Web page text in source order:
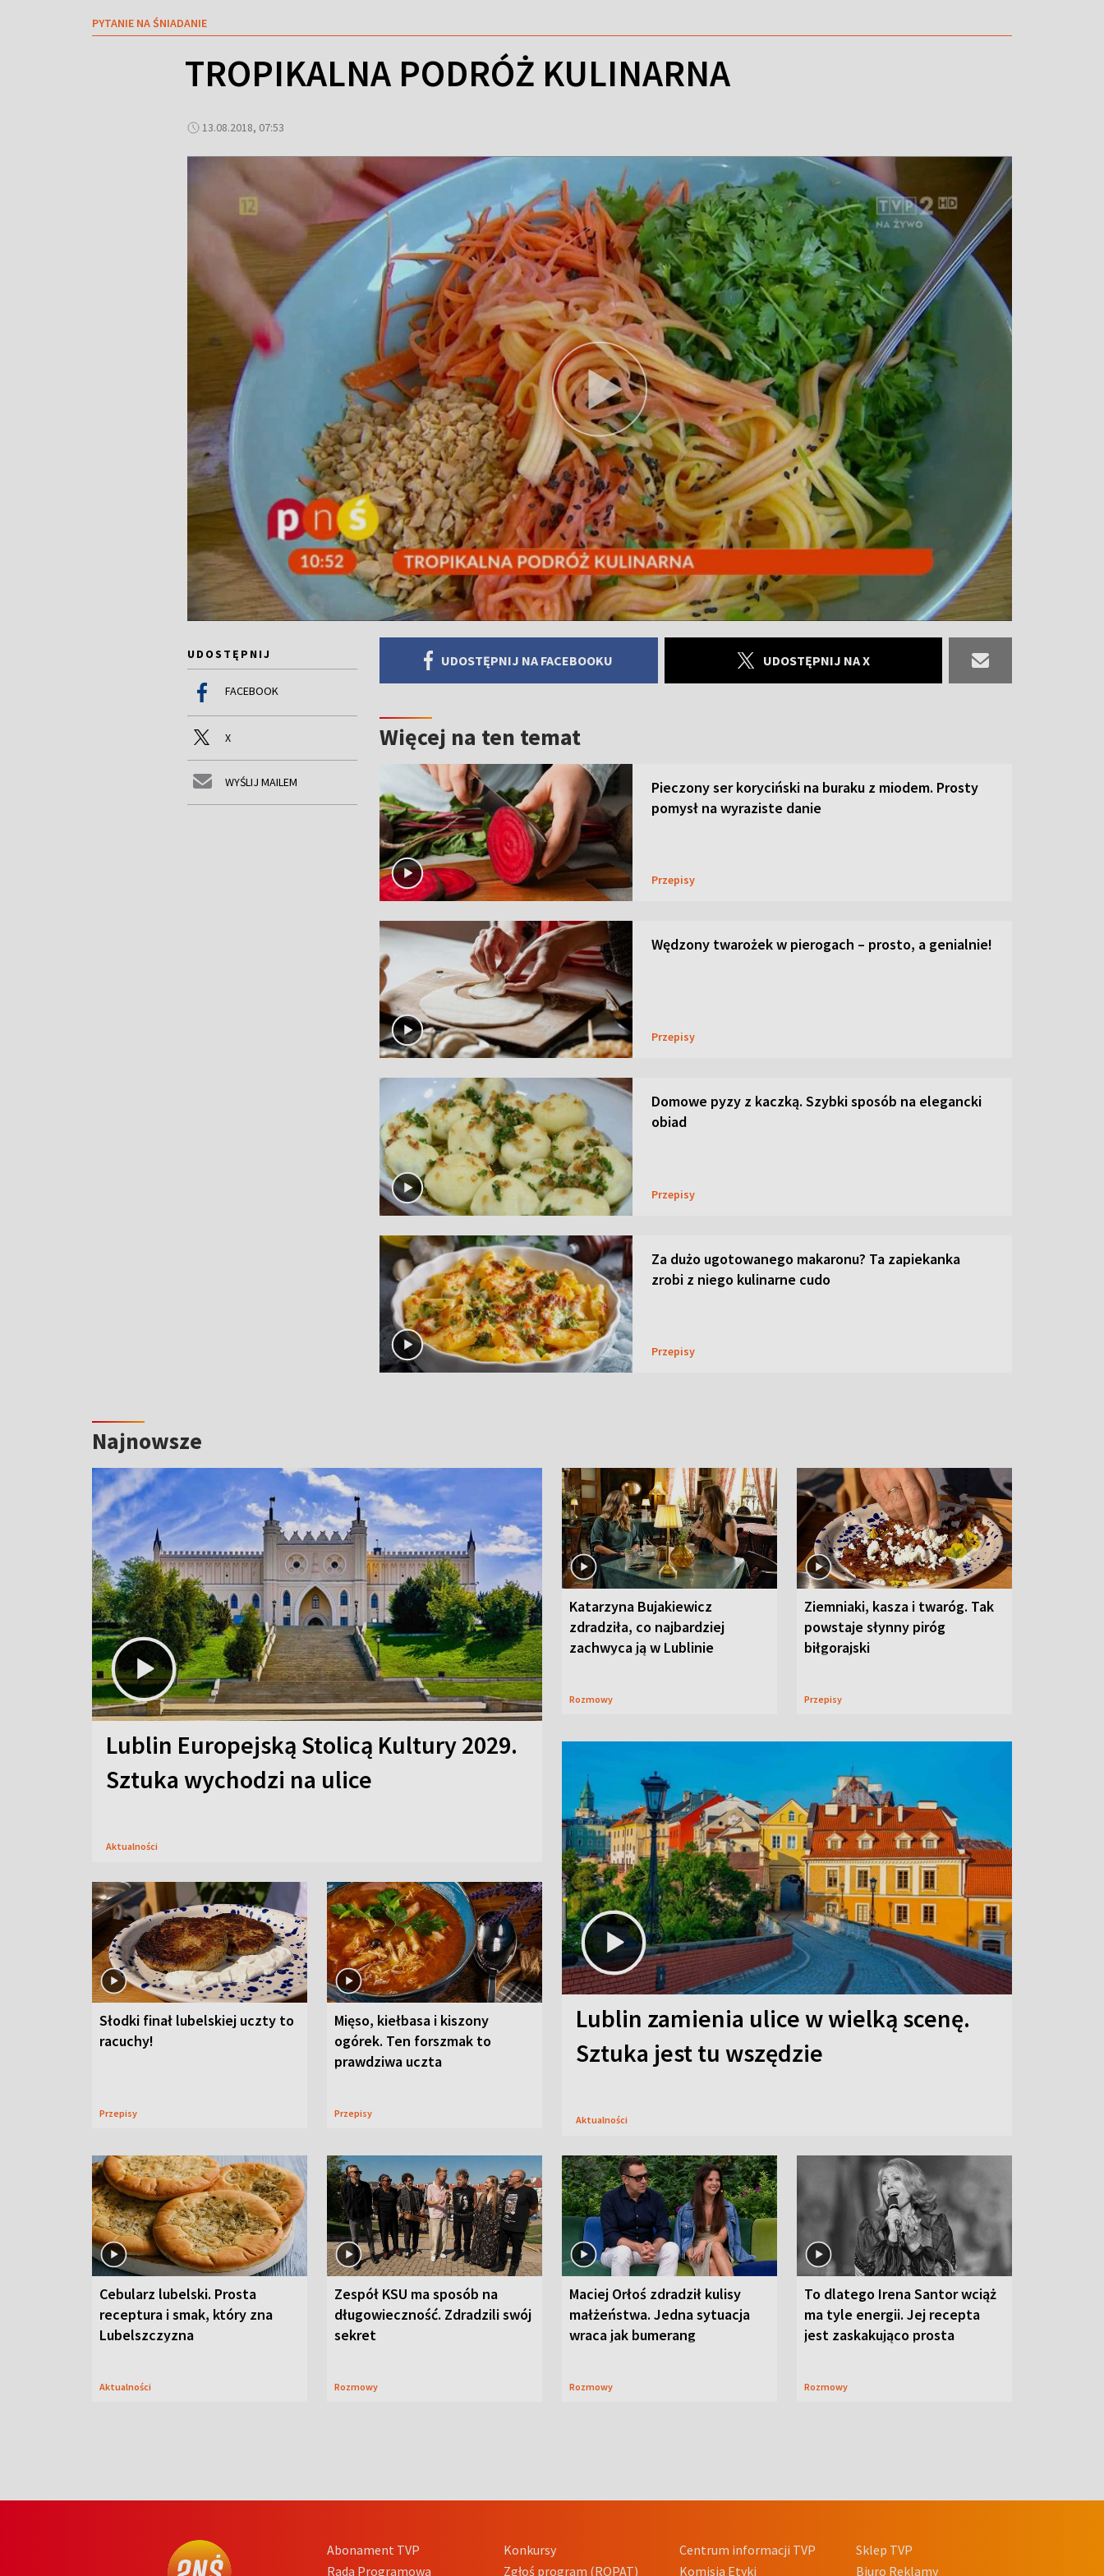
PYTANIE NA ŚNIADANIE
TROPIKALNA PODRÓŻ KULINARNA
13.08.2018, 07:53
UDOSTĘPNIJ
FACEBOOK
X
WYŚLIJ MAILEM
UDOSTĘPNIJ NA FACEBOOKU UDOSTĘPNIJ NA X
Więcej na ten temat
Pieczony ser koryciński na buraku z miodem. Prosty
pomysł na wyraziste danie
Przepisy
Wędzony twarożek w pierogach – prosto, a genialnie!
Przepisy
Domowe pyzy z kaczką. Szybki sposób na elegancki
obiad
Przepisy
Za dużo ugotowanego makaronu? Ta zapiekanka
zrobi z niego kulinarne cudo
Przepisy
Najnowsze
Lublin Europejską Stolicą Kultury 2029.
Sztuka wychodzi na ulice
Aktualności
Katarzyna Bujakiewicz
zdradziła, co najbardziej
zachwyca ją w Lublinie
Rozmowy
Ziemniaki, kasza i twaróg. Tak
powstaje słynny piróg
biłgorajski
Przepisy
Słodki finał lubelskiej uczty to
racuchy!
Przepisy
Mięso, kiełbasa i kiszony
ogórek. Ten forszmak to
prawdziwa uczta
Przepisy
Lublin zamienia ulice w wielką scenę.
Sztuka jest tu wszędzie
Aktualności
Cebularz lubelski. Prosta
receptura i smak, który zna
Lubelszczyzna
Aktualności
Zespół KSU ma sposób na
długowieczność. Zdradzili swój
sekret
Rozmowy
Maciej Orłoś zdradził kulisy
małżeństwa. Jedna sytuacja
wraca jak bumerang
Rozmowy
To dlatego Irena Santor wciąż
ma tyle energii. Jej recepta
jest zaskakująco prosta
Rozmowy
Abonament TVP
Rada Programowa
Konkursy
Zgłoś program (ROPAT)
Centrum informacji TVP
Komisja Etyki
Sklep TVP
Biuro Reklamy